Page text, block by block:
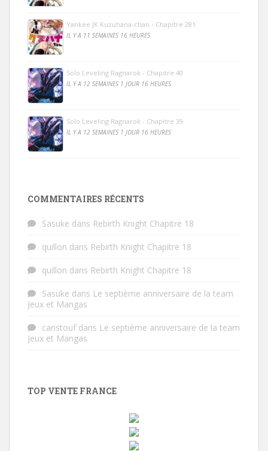
Yankee JK Kuzuhana-chan - Chapitre 281
IL Y A 11 SEMAINES 16 HEURES
Solo Leveling Ragnarok - Chapitre 40
IL Y A 12 SEMAINES 1 JOUR 16 HEURES
Solo Leveling Ragnarok - Chapitre 39
IL Y A 12 SEMAINES 1 JOUR 16 HEURES
COMMENTAIRES RÉCENTS
Sasuke dans Rebirth Knight Chapitre 18
quillon dans Rebirth Knight Chapitre 18
quillon dans Rebirth Knight Chapitre 18
Sasuke dans Le septième anniversaire de la team
Jeux et Mangas
caristoufdans Le septième anniversaire de la team
Jeux et Mangas
TOP VENTE FRANCE